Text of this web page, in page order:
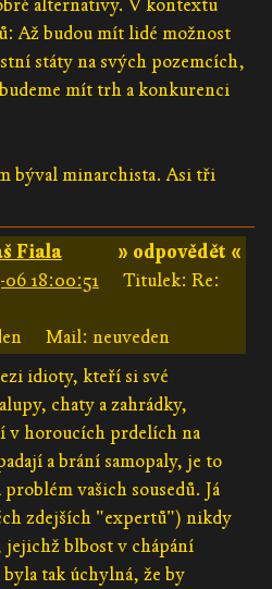
alternativy. V kontextu
Až budou mít lidé možnost
státy na svých pozemcích,
mít trh a konkurenci
býval minarchista. Asi tři
» odpovědět «
Fiala
06 18:00:51
Titulek: Re:
Mail: neuveden
idioty, kteří si své
chaty a zahrádky,
v horoucích prdelích na
a brání samopaly, je to
vašich sousedů. Já
zdejších "expertů") nikdy
blbost v chápání
tak úchylná, že by